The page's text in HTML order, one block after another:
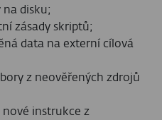
na disku;
zásady skriptů;
data na externí cílová
z neověřených zdrojů
nové instrukce z